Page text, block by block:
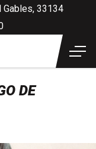
Gables, 33134
DE